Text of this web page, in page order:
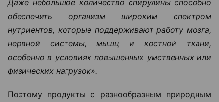
Даже небольшое количество спирулины способно
обеспечить организм широким спектром
нутриентов, которые поддерживают работу мозга,
нервной системы, мышц и костной ткани,
особенно в условиях повышенных умственных или
физических нагрузок».
Поэтому продукты с разнообразным природным